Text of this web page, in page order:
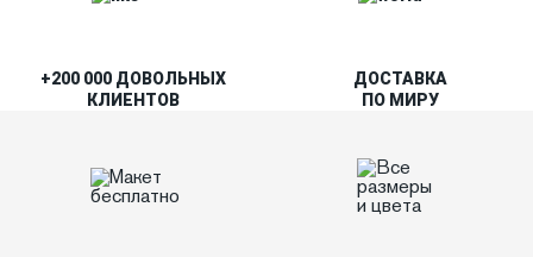
+200 000 ДОВОЛЬНЫХ
КЛИЕНТОВ
ДОСТАВКА
ПО МИРУ